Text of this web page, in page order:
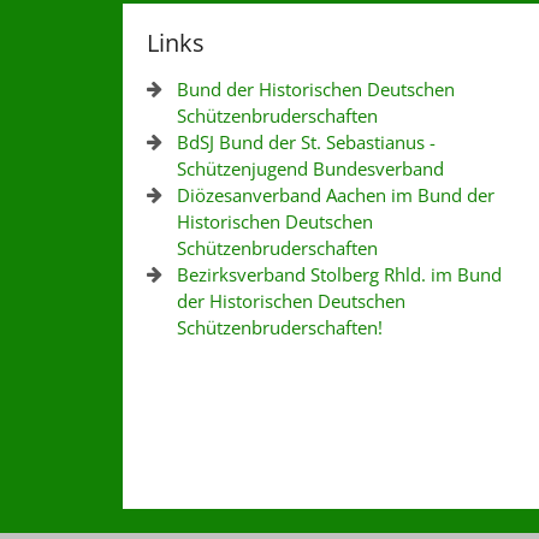
Links
Bund der Historischen Deutschen
Schützenbruderschaften
BdSJ Bund der St. Sebastianus -
Schützenjugend Bundesverband
Diözesanverband Aachen im Bund der
Historischen Deutschen
Schützenbruderschaften
Bezirksverband Stolberg Rhld. im Bund
der Historischen Deutschen
Schützenbruderschaften!